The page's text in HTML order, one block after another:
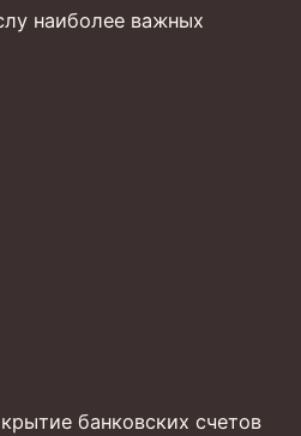
наиболее важных
банковских счетов